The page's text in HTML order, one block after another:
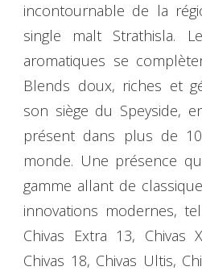
incontournable de la
single malt Strathisla.
aromatiques se
Blends doux, riches et
son siège du Speyside,
présent dans plus de
monde. Une présence
gamme allant de
innovations modernes,
Chivas Extra 13, Chivas
Chivas 18, Chivas Ultis,